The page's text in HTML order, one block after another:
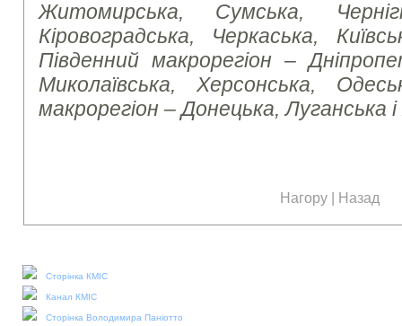
Житомирська, Сумська,
Кіровоградська, Черкаська,
Південний макрорегіон –
Миколаївська, Херсонська,
макрорегіон – Донецька, Луганська
Нагору | Назад
Сторінка КМІС
Канал КМІС
Сторінка Володимира Паніотто